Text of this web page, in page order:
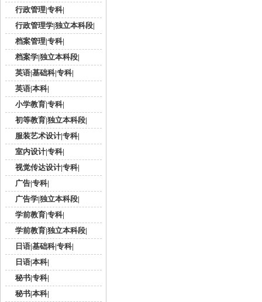
行政管理|专科|
行政管理学|独立本科段|
档案管理|专科|
档案学|独立本科段|
英语|基础科|专科|
英语|本科|
小学教育|专科|
初等教育|独立本科段|
服装艺术设计|专科|
室内设计|专科|
视觉传达设计|专科|
广告|专科|
广告学|独立本科段|
学前教育|专科|
学前教育|独立本科段|
日语|基础科|专科|
日语|本科|
秘书|专科|
秘书|本科|